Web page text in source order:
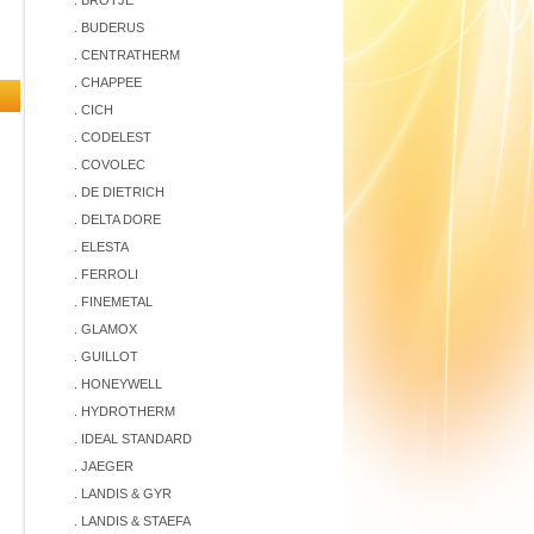
. BUDERUS
. CENTRATHERM
. CHAPPEE
. CICH
. CODELEST
. COVOLEC
. DE DIETRICH
. DELTA DORE
. ELESTA
. FERROLI
. FINEMETAL
. GLAMOX
. GUILLOT
. HONEYWELL
. HYDROTHERM
. IDEAL STANDARD
. JAEGER
. LANDIS & GYR
. LANDIS & STAEFA